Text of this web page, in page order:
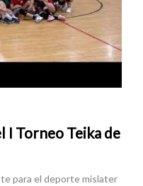
I Torneo Teika de
para el deporte mislater